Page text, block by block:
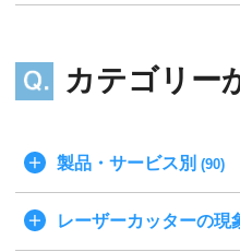
カテゴリー
製品・サービス別 (90)
レーザーカッターの現